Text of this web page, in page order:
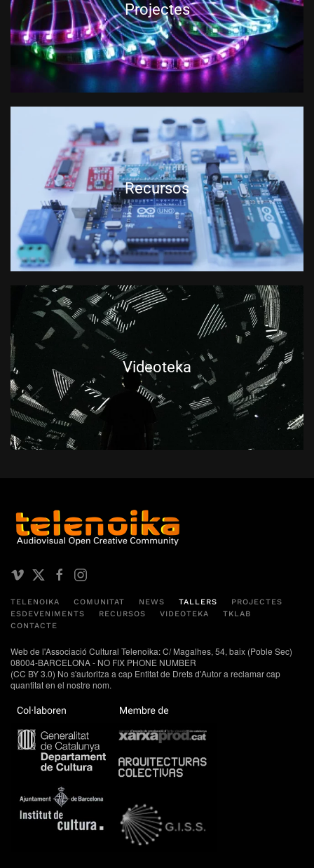
Projectes
Recursos
Videoteka
TELENOIKA COMUNITAT NEWS TALLERS
PROJECTES
ESDEVENIMENTS
RECURSOS VIDEOTEKA
TKLAB
CONTACTE
Web de l'Associació Cultural Telenoika: C/ Magalhes, 54, baix (Poble Sec)
08004-BARCELONA - NO FIX PHONE NUMBER
(CC BY 3.0) No s'autoritza a cap Entitat de Drets d'Autor a reclamar cap
quantitat en el nostre nom.